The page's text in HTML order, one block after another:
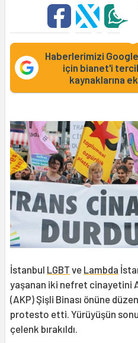
Haberlerimizi
için bianet'i
kaynaklarına
İstanbul LGBT ve Lambda
yaşanan iki nefret cinayetini
(AKP) Şişli Binası önüne
protesto etti. Yürüyüşün
çelenk bırakıldı.